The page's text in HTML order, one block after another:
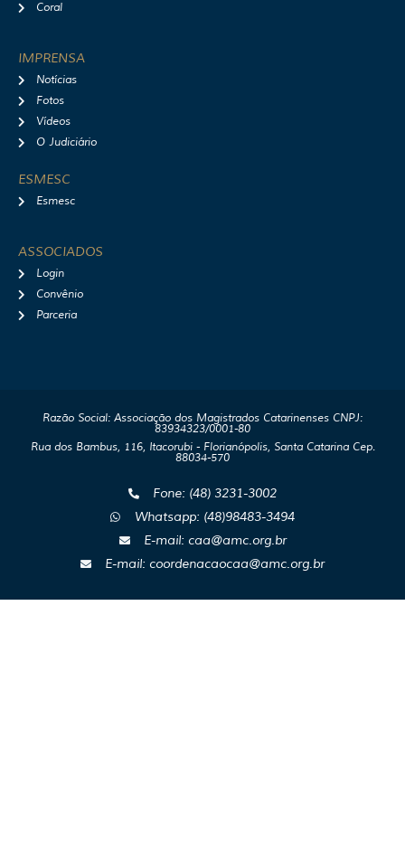
Coral
IMPRENSA
Notícias
Fotos
Vídeos
O Judiciário
ESMESC
Esmesc
ASSOCIADOS
Login
Convênio
Parceria
Razão Social: Associação dos Magistrados Catarinenses CNPJ:
83934323/0001-80
Rua dos Bambus, 116, Itacorubi - Florianópolis, Santa Catarina Cep.
88034-570
Fone: (48) 3231-3002
Whatsapp: (48)98483-3494
E-mail: caa@amc.org.br
E-mail: coordenacaocaa@amc.org.br